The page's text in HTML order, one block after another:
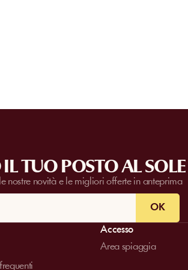
TUO POSTO AL SOLE
nostre novità e le migliori offerte in anteprima
OK
Accesso
Area spiaggia